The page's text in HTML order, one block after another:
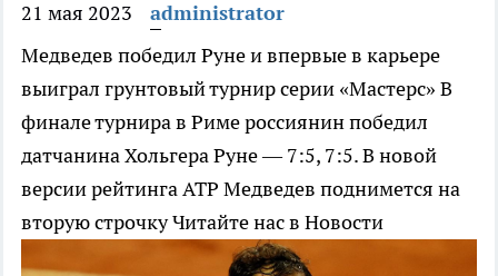
21 мая 2023
administrator
Медведев победил Руне и впервые в карьере
выиграл грунтовый турнир серии «Мастерс» В
финале турнира в Риме россиянин победил
датчанина Хольгера Руне — 7:5, 7:5. В новой
версии рейтинга ATP Медведев поднимется на
вторую строчкуЧитайте нас в Новости